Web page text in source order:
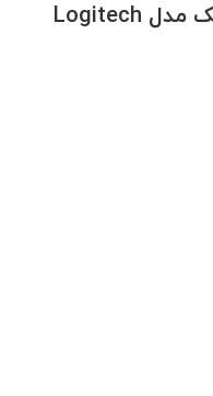
موس با سیم گیمینگ لاجیتک مدل Logitech